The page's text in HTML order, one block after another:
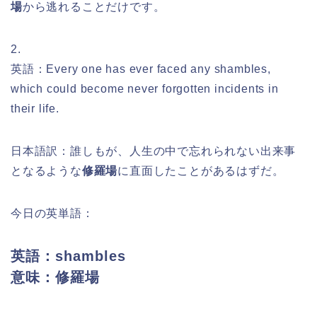
場から逃れることだけです。
2.
英語：Every one has ever faced any shambles,
which could become never forgotten incidents in
their life.
日本語訳：誰しもが、人生の中で忘れられない出来事
となるような修羅場に直面したことがあるはずだ。
今日の英単語：
英語：shambles
意味：修羅場